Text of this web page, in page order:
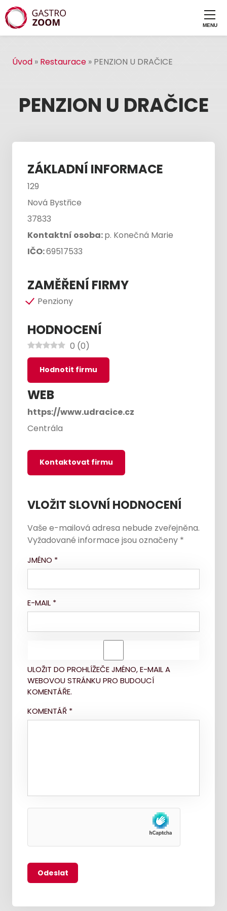
Úvod » Restaurace » PENZION U DRAČICE
PENZION U DRAČICE
ZÁKLADNÍ INFORMACE
129
Nová Bystřice
37833
Kontaktní osoba:p. Konečná Marie
IČO:69517533
ZAMĚŘENÍ FIRMY
Penziony
HODNOCENÍ
0 (0)
Hodnotit firmu
WEB
https://www.udracice.cz
Centrála
Kontaktovat firmu
VLOŽIT SLOVNÍ HODNOCENÍ
Vaše e-mailová adresa nebude zveřejněna.
Vyžadované informace jsou označeny *
JMÉNO *
E-MAIL *
ULOŽIT DO PROHLÍŽEČE JMÉNO, E-MAIL A
WEBOVOU STRÁNKU PRO BUDOUCÍ
KOMENTÁŘE.
KOMENTÁŘ *